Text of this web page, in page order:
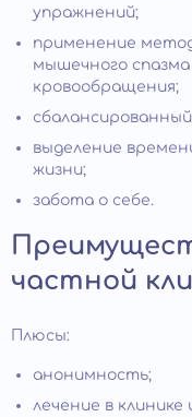
упражнений;
применение
мышечного
кровообращения;
выделение
жизни;
забота о себе.
частной
Плюсы:
анонимность;
лечение в клинике